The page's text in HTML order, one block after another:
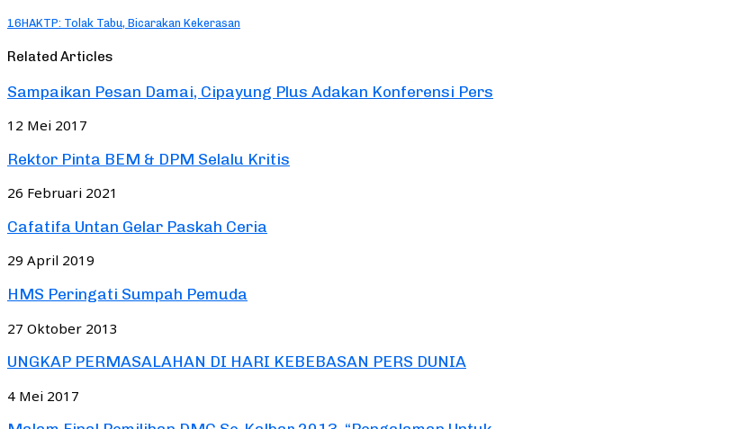
16HAKTP: Tolak Tabu, Bicarakan Kekerasan
Related Articles
Sampaikan Pesan Damai, Cipayung Plus Adakan Konferensi Pers
12 Mei 2017
Rektor Pinta BEM & DPM Selalu Kritis
26 Februari 2021
Cafatifa Untan Gelar Paskah Ceria
29 April 2019
HMS Peringati Sumpah Pemuda
27 Oktober 2013
UNGKAP PERMASALAHAN DI HARI KEBEBASAN PERS DUNIA
4 Mei 2017